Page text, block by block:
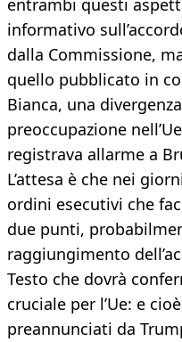
entrambi questi
informativo
dalla Commissione,
quello pubblicato in
Bianca, una
preoccupazione
registrava allarme a
L’attesa è che nei
ordini esecutivi che
due punti,
raggiungimento
Testo che dovrà
cruciale per l’Ue: e
preannunciati da